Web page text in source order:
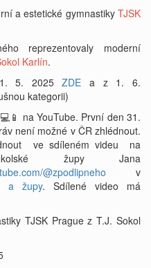
a estetické gymnastiky TJSK
reprezentovaly moderní
Karlín.
5. 2025ZDE a z 1. 6.
kategorii)
na YouTube. První den 31.
není možné v ČR zhlédnout.
ve sdíleném videu na
župy Jana
@zpodlipneho v
a župy. Sdílené video má
TJSK Prague z T.J. Sokol